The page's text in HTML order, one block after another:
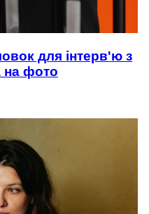
для інтерв'ю з
фото